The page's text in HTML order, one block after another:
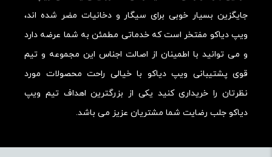
جایگزین بسیار خوبی برای سیگار و دخانیات مضر شده اند،
ویپ دیاکو مفتخر است که خدماتی مطمئن به شما عرضه دارد
و می توانید با اطمینان از اصالت اجناس این مجموعه و تیم
قوی پشتیبانی ویپ دیاکو با خیالی راحت محصولات مورد
نظرتان را خریداری کنید یکی از بزرگترین اهداف تیم ویپ
دیاکو جلب رضایت شما مشتریان عزیز می باشد.